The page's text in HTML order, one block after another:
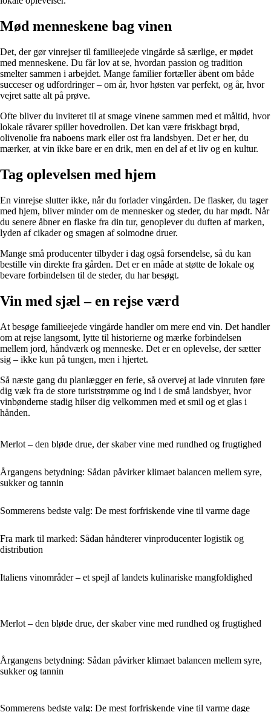
Mød menneskene bag vinen
Det, der gør vinrejser til familieejede vingårde så særlige, er mødet
med menneskene. Du får lov at se, hvordan passion og tradition
smelter sammen i arbejdet. Mange familier fortæller åbent om både
succeser og udfordringer – om år, hvor høsten var perfekt, og år, hvor
vejret satte alt på prøve.
Ofte bliver du inviteret til at smage vinene sammen med et måltid, hvor
lokale råvarer spiller hovedrollen. Det kan være friskbagt brød,
olivenolie fra naboens mark eller ost fra landsbyen. Det er her, du
mærker, at vin ikke bare er en drik, men en del af et liv og en kultur.
Tag oplevelsen med hjem
En vinrejse slutter ikke, når du forlader vingården. De flasker, du tager
med hjem, bliver minder om de mennesker og steder, du har mødt. Når
du senere åbner en flaske fra din tur, genoplever du duften af marken,
lyden af cikader og smagen af solmodne druer.
Mange små producenter tilbyder i dag også forsendelse, så du kan
bestille vin direkte fra gården. Det er en måde at støtte de lokale og
bevare forbindelsen til de steder, du har besøgt.
Vin med sjæl – en rejse værd
At besøge familieejede vingårde handler om mere end vin. Det handler
om at rejse langsomt, lytte til historierne og mærke forbindelsen
mellem jord, håndværk og menneske. Det er en oplevelse, der sætter
sig – ikke kun på tungen, men i hjertet.
Så næste gang du planlægger en ferie, så overvej at lade vinruten føre
dig væk fra de store turiststrømme og ind i de små landsbyer, hvor
vinbønderne stadig hilser dig velkommen med et smil og et glas i
hånden.
Merlot – den bløde drue, der skaber vine med rundhed og frugtighed
Årgangens betydning: Sådan påvirker klimaet balancen mellem syre,
sukker og tannin
Sommerens bedste valg: De mest forfriskende vine til varme dage
Fra mark til marked: Sådan håndterer vinproducenter logistik og
distribution
Italiens vinområder – et spejl af landets kulinariske mangfoldighed
Merlot – den bløde drue, der skaber vine med rundhed og frugtighed
Årgangens betydning: Sådan påvirker klimaet balancen mellem syre,
sukker og tannin
Sommerens bedste valg: De mest forfriskende vine til varme dage